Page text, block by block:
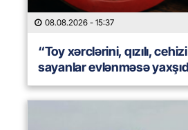
08.08.2026 - 15:37
“Toy xərclərini, qızılı,
sayanlar evlənməsə